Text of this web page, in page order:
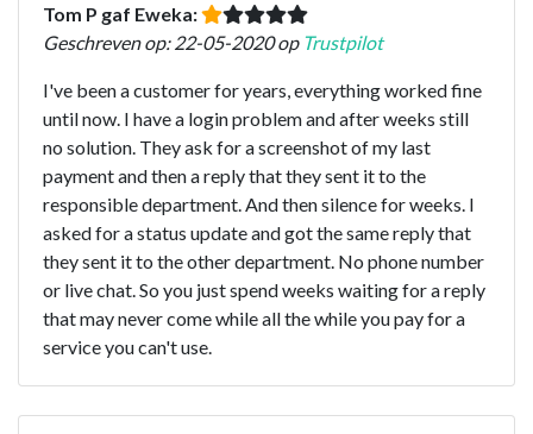
Tom P gaf Eweka:
Geschreven op: 22-05-2020 op Trustpilot
I've been a customer for years, everything worked fine
until now. I have a login problem and after weeks still
no solution. They ask for a screenshot of my last
payment and then a reply that they sent it to the
responsible department. And then silence for weeks. I
asked for a status update and got the same reply that
they sent it to the other department. No phone number
or live chat. So you just spend weeks waiting for a reply
that may never come while all the while you pay for a
service you can't use.